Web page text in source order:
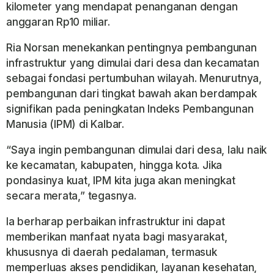
kilometer yang mendapat penanganan dengan
anggaran Rp10 miliar.
Ria Norsan menekankan pentingnya pembangunan
infrastruktur yang dimulai dari desa dan kecamatan
sebagai fondasi pertumbuhan wilayah. Menurutnya,
pembangunan dari tingkat bawah akan berdampak
signifikan pada peningkatan Indeks Pembangunan
Manusia (IPM) di Kalbar.
“Saya ingin pembangunan dimulai dari desa, lalu naik
ke kecamatan, kabupaten, hingga kota. Jika
pondasinya kuat, IPM kita juga akan meningkat
secara merata,” tegasnya.
Ia berharap perbaikan infrastruktur ini dapat
memberikan manfaat nyata bagi masyarakat,
khususnya di daerah pedalaman, termasuk
memperluas akses pendidikan, layanan kesehatan,